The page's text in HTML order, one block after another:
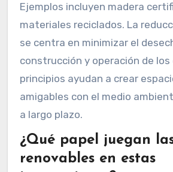
Ejemplos incluyen madera
materiales reciclados. La
se centra en minimizar el
construcción y operación de los
principios ayudan a crear
amigables con el medio
a largo plazo.
¿Qué papel juegan
renovables en estas